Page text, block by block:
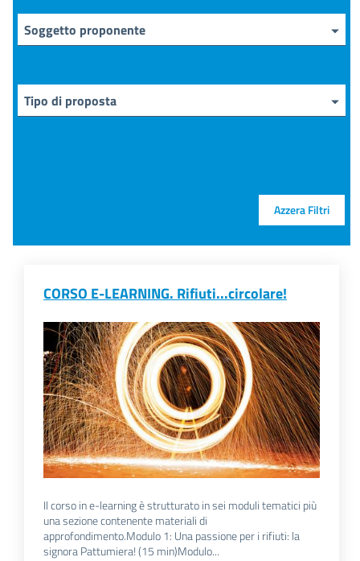
Soggetto proponente
Tipo di proposta
Azzera Filtri
CORSO E-LEARNING. Rifiuti...circolare!
Il corso in e-learning è strutturato in sei moduli tematici più
una sezione contenente materiali di
approfondimento.Modulo 1: Una passione per i rifiuti: la
signora Pattumiera! (15 min)Modulo...